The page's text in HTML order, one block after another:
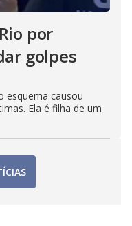
por
golpes
esquema causou
Ela é filha de um